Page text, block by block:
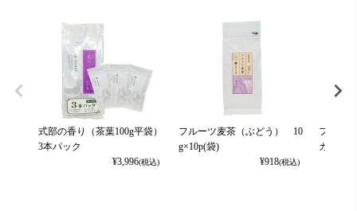
式部の香り（茶葉100g平袋）
3本パック
¥3,996(税込)
フルーツ麦茶（ぶどう） 10
g×10p(袋)
¥918(税込)
フルー
カット